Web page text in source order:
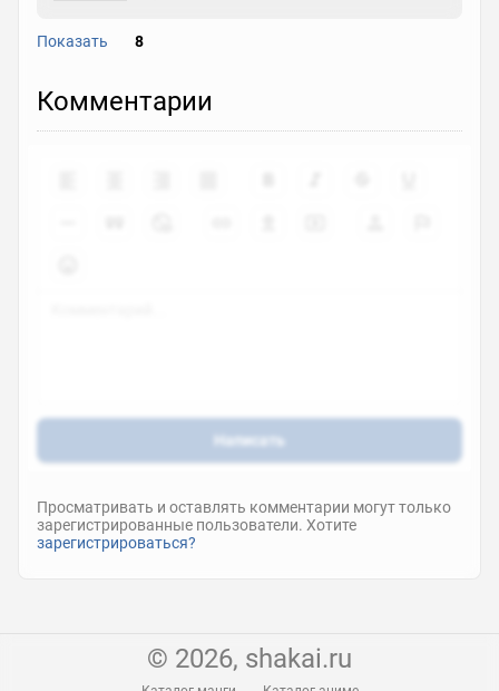
Показать 8
клип 2024
0
0
Комментарии
Написать
Просматривать и оставлять комментарии могут только
зарегистрированные пользователи. Хотите
зарегистрироваться?
© 2026, shakai.ru